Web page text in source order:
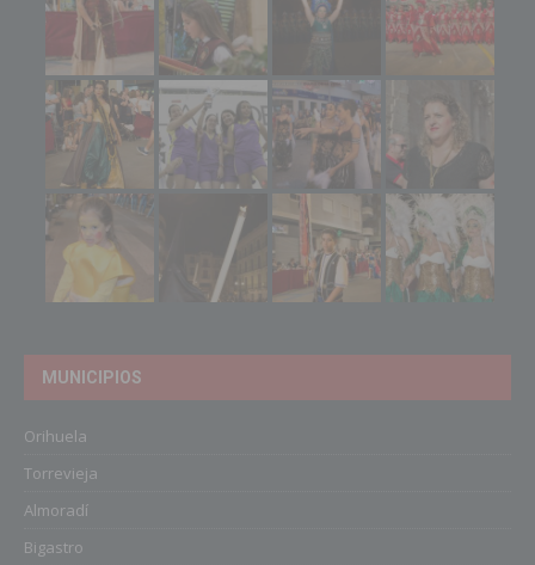
MUNICIPIOS
Orihuela
Torrevieja
Almoradí
Bigastro